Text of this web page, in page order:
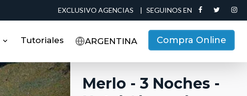
EXCLUSIVO AGENCIAS | SEGUINOS EN
Tutoriales ARGENTINA Compra Online
Merlo - 3 Noches -